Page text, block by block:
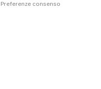
Preferenze consenso